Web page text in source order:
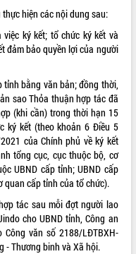
thực hiện các nội dung sau:
ký kết; tổ chức ký kết và
đảm bảo quyền lợi của người
tỉnh bằng văn bản; đồng thời,
sao Thỏa thuận hợp tác đã
(khi cần) trong thời hạn 15
ký kết (theo khoản 6 Điều 5
của Chính phủ về ký kết
tổng cục, cục thuộc bộ, cơ
UBND cấp tỉnh; UBND cấp
quan cấp tỉnh của tổ chức).
tác sau mỗi đợt người lao
cho UBND tỉnh, Công an
văn số 2188/LĐTBXH-
- Thương binh và Xã hội.